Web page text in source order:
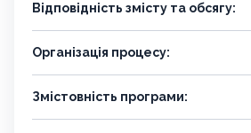
Відповідність змісту та обсягу:
Організація процесу:
Змістовність програми: